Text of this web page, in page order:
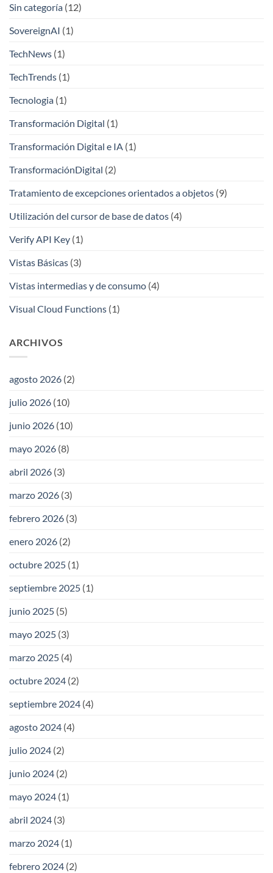
Sin categoría (12)
SovereignAI (1)
TechNews (1)
TechTrends (1)
Tecnologia (1)
Transformación Digital (1)
Transformación Digital e IA (1)
TransformaciónDigital (2)
Tratamiento de excepciones orientados a objetos (9)
Utilización del cursor de base de datos (4)
Verify API Key (1)
Vistas Básicas (3)
Vistas intermedias y de consumo (4)
Visual Cloud Functions (1)
ARCHIVOS
agosto 2026 (2)
julio 2026 (10)
junio 2026 (10)
mayo 2026 (8)
abril 2026 (3)
marzo 2026 (3)
febrero 2026 (3)
enero 2026 (2)
octubre 2025 (1)
septiembre 2025 (1)
junio 2025 (5)
mayo 2025 (3)
marzo 2025 (4)
octubre 2024 (2)
septiembre 2024 (4)
agosto 2024 (4)
julio 2024 (2)
junio 2024 (2)
mayo 2024 (1)
abril 2024 (3)
marzo 2024 (1)
febrero 2024 (2)